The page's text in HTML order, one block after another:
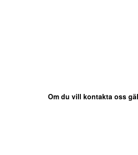
Om du vill kontakta oss